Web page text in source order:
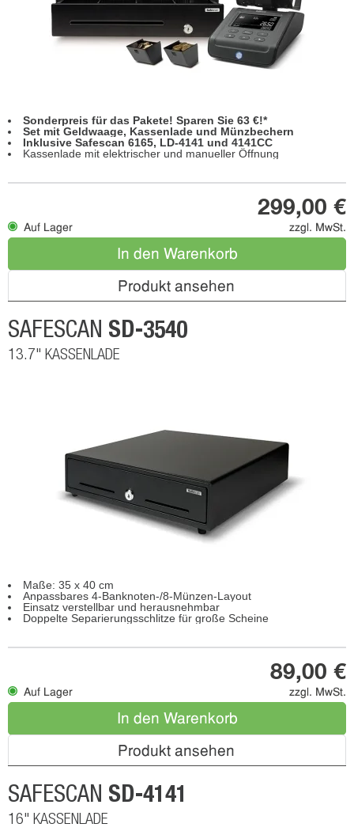
Sonderpreis für das Pakete! Sparen Sie 63 €!*
Set mit Geldwaage, Kassenlade und Münzbechern
Inklusive Safescan 6165, LD-4141 und 4141CC
Kassenlade mit elektrischer und manueller Öffnung
Auf Lager
299,00 €
zzgl. MwSt.
In den Warenkorb
Produkt ansehen
SAFESCAN SD-3540
13.7" KASSENLADE
Maße: 35 x 40 cm
Anpassbares 4-Banknoten-/8-Münzen-Layout
Einsatz verstellbar und herausnehmbar
Doppelte Separierungsschlitze für große Scheine
Auf Lager
89,00 €
zzgl. MwSt.
In den Warenkorb
Produkt ansehen
SAFESCAN SD-4141
16" KASSENLADE